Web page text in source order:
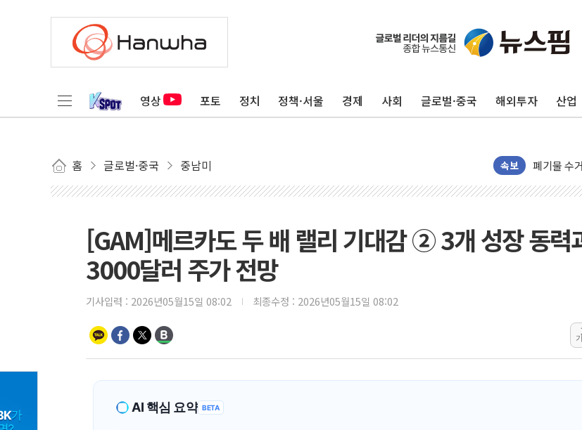
영상 포토 정치 정책·서울 경제 사회 글로벌·중국 해외투자 산업
홈 글로벌·중국 중남미 속보
美, 이란전
강릉·동해
서울 중랑
李대통령
추미애, '위
인천 선재
동해중부
연일 폭염
[GAM]메르카도 두 배 랠리 기대감 ② 3개 성장 동력
3000달러 주가 전망
기사입력 : 2026년05월15일 08:02 최종수정 : 2026년05월15일 08:02
AI 핵심 요약 BETA